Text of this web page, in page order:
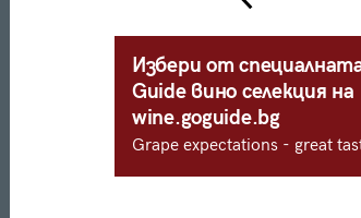
Избери от
Guide вино селекция на
wine.goguide.bg
Grape expectations - great